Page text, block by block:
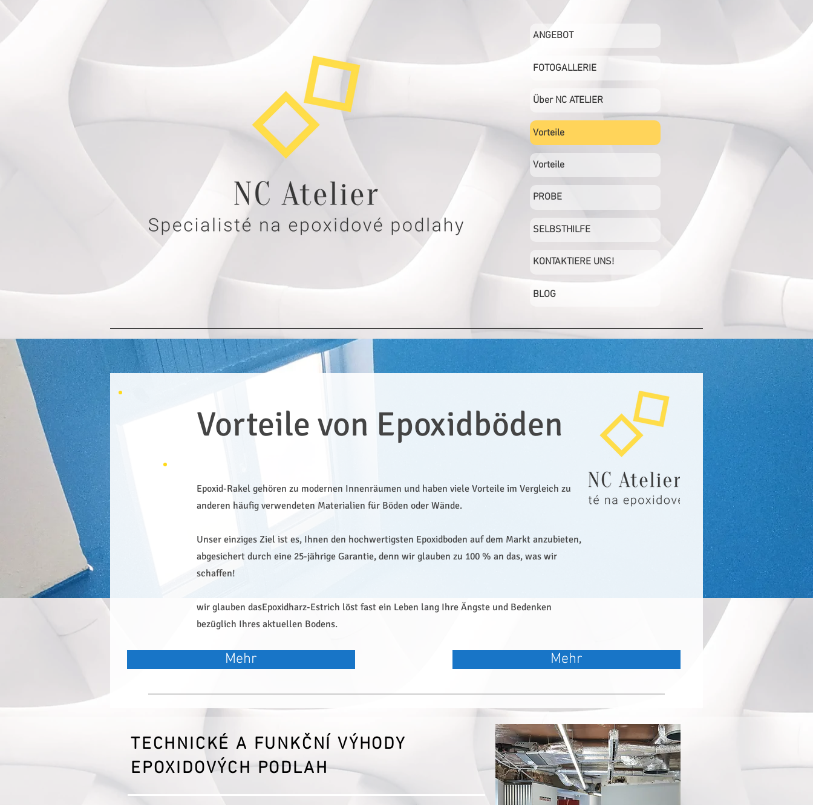
ANGEBOT
FOTOGALLERIE
Über NC ATELIER
Vorteile
Vorteile
PROBE
SELBSTHILFE
KONTAKTIERE UNS!
BLOG
Vorteile von Epoxidböden
Epoxid-Rakel gehören zu modernen Innenräumen und haben viele Vorteile im Vergleich zu
anderen häufig verwendeten Materialien für Böden oder Wände.
Unser einziges Ziel ist es, Ihnen den hochwertigsten Epoxidboden auf dem Markt anzubieten,
abgesichert durch eine 25-jährige Garantie, denn wir glauben zu 100 % an das, was wir
schaffen!
wir glauben dasEpoxidharz-Estrich löst fast ein Leben lang Ihre Ängste und Bedenken
bezüglich Ihres aktuellen Bodens.
Mehr Mehr
TECHNICKÉ A FUNKČNÍ VÝHODY
EPOXIDOVÝCH PODLAH